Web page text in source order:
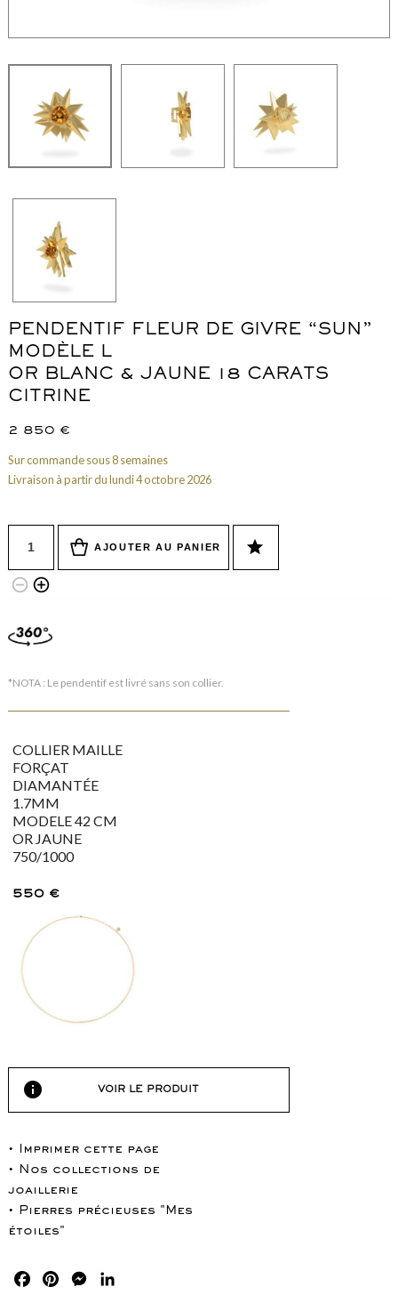
PENDENTIF FLEUR DE GIVRE “SUN”
MODÈLE L
OR BLANC & JAUNE 18 CARATS
CITRINE
2 850 €
Sur commande sous 8 semaines
Livraison à partir du lundi 4 octobre 2026
AJOUTER AU PANIER star
remove_circle_outline add_circle_outline
*NOTA : Le pendentif est livré sans son collier.
COLLIER MAILLE
FORÇAT
DIAMANTÉE
1.7MM
MODELE 42 CM
OR JAUNE
750/1000
550 €
info VOIR LE PRODUIT
• Imprimer cette page
• Nos collections de
joaillerie
• Pierres précieuses "Mes
étoiles"
FacebookPinterestMessenger